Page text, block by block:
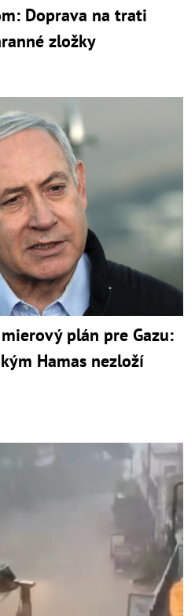
Doprava na trati
zložky
plán pre Gazu:
Hamas nezloží